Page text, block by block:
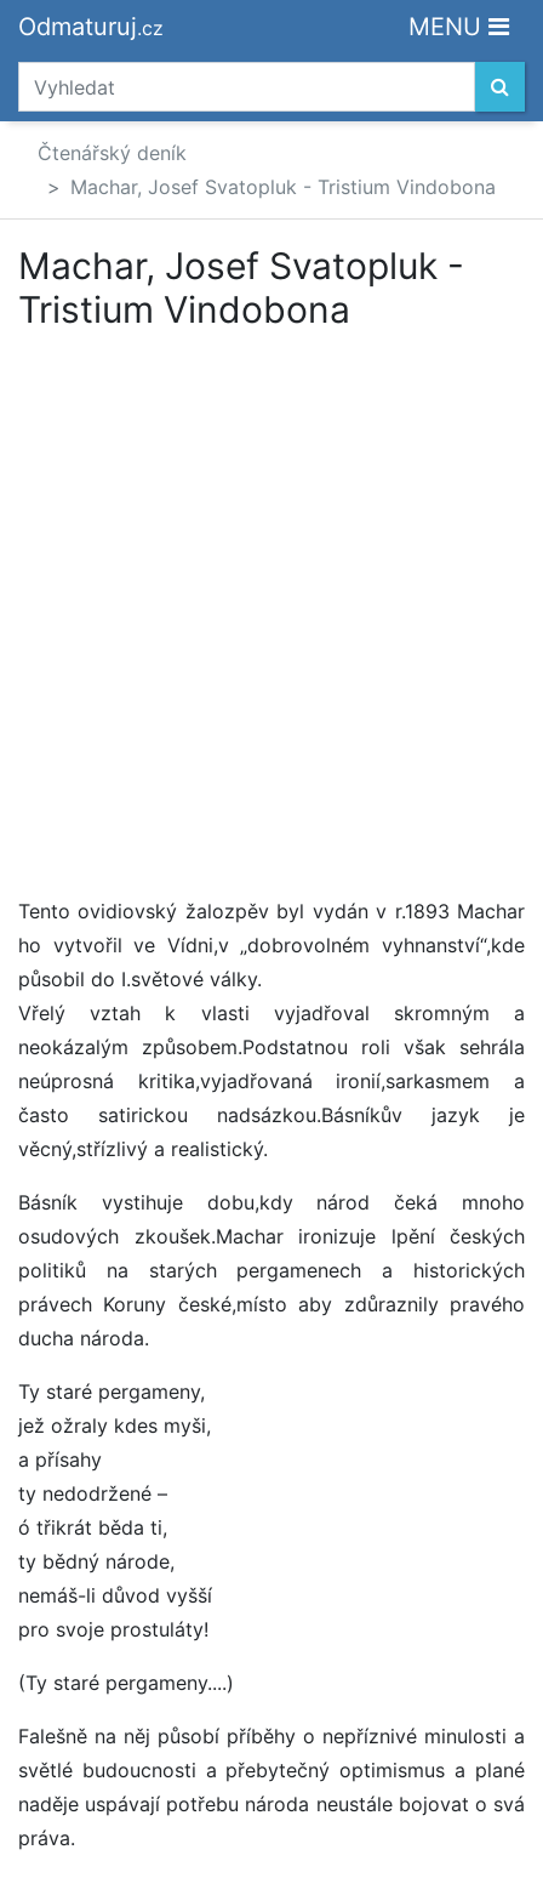
Odmaturuj.cz MENU
Čtenářský deník
Machar, Josef Svatopluk - Tristium Vindobona
Machar, Josef Svatopluk -
Tristium Vindobona
Tento ovidiovský žalozpěv byl vydán v r.1893 Machar
ho vytvořil ve Vídni,v „dobrovolném vyhnanství“,kde
působil do I.světové války.
Vřelý vztah k vlasti vyjadřoval skromným a
neokázalým způsobem.Podstatnou roli však sehrála
neúprosná kritika,vyjadřovaná ironií,sarkasmem a
často satirickou nadsázkou.Básníkův jazyk je
věcný,střízlivý a realistický.
Básník vystihuje dobu,kdy národ čeká mnoho
osudových zkoušek.Machar ironizuje lpění českých
politiků na starých pergamenech a historických
právech Koruny české,místo aby zdůraznily pravého
ducha národa.
Ty staré pergameny,
jež ožraly kdes myši,
a přísahy
ty nedodržené –
ó třikrát běda ti,
ty bědný národe,
nemáš-li důvod vyšší
pro svoje prostuláty!
(Ty staré pergameny....)
Falešně na něj působí příběhy o nepříznivé minulosti a
světlé budoucnosti a přebytečný optimismus a plané
naděje uspávají potřebu národa neustále bojovat o svá
práva.